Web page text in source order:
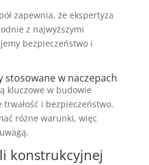
zapewnia, że ekspertyza
z najwyższymi
bezpieczeństwo i
stosowane w naczepach
kluczowe w budowie
i bezpieczeństwo.
różne warunki, więc
konstrukcyjnej